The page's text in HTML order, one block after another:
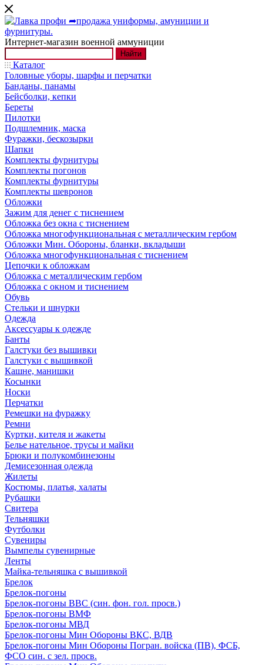
Интернет-магазин военной аммуниции
Найти
Каталог
Головные уборы, шарфы и перчатки
Банданы, панамы
Бейсболки, кепки
Береты
Пилотки
Подшлемник, маска
Фуражки, бескозырки
Шапки
Комплекты фурнитуры
Комплекты погонов
Комплекты фурнитуры
Комплекты шевронов
Обложки
Зажим для денег с тиснением
Обложка без окна с тиснением
Обложка многофункциональная с металлическим гербом
Обложки Мин. Обороны, бланки, вкладыши
Обложка многофункциональная с тиснением
Цепочки к обложкам
Обложка с металлическим гербом
Обложка с окном и тиснением
Обувь
Стельки и шнурки
Одежда
Аксессуары к одежде
Банты
Галстуки без вышивки
Галстуки с вышивкой
Кашне, манишки
Косынки
Носки
Перчатки
Ремешки на фуражку
Ремни
Куртки, кителя и жакеты
Белье нательное, трусы и майки
Брюки и полукомбинезоны
Демисезонная одежда
Жилеты
Костюмы, платья, халаты
Рубашки
Свитера
Тельняшки
Футболки
Сувениры
Вымпелы сувенирные
Ленты
Майка-тельняшка с вышивкой
Брелок
Брелок-погоны
Брелок-погоны ВВС (син. фон. гол. просв.)
Брелок-погоны ВМФ
Брелок-погоны МВД
Брелок-погоны Мин Обороны ВКС, ВДВ
Брелок-погоны Мин Обороны Погран. войска (ПВ), ФСБ,
ФСО син. с зел. просв.